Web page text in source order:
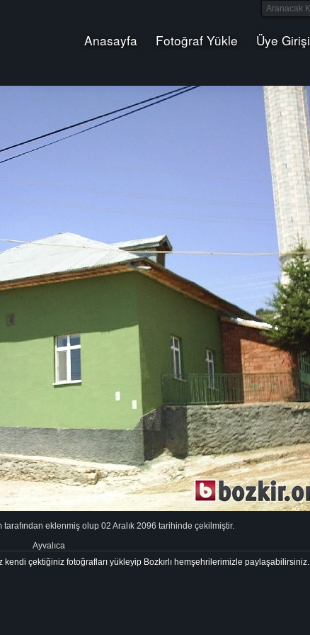
Anasayfa Fotoğraf Yükle Üye Girişi
tarafından eklenmiş olup 02 Aralık 2096 tarihinde çekilmiştir.
Ayvalıca
çektiğiniz fotoğrafları yükleyip Bozkırlı hemşehrilerimizle paylaşabilirsiniz.